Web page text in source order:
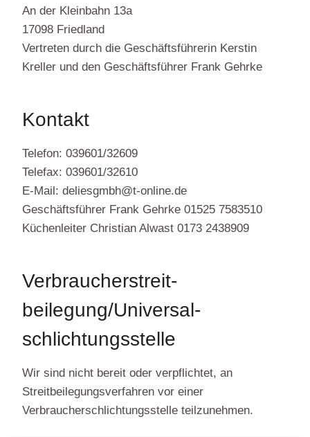
An der Kleinbahn 13a
17098 Friedland
Vertreten durch die Geschäftsführerin Kerstin
Kreller und den Geschäftsführer Frank Gehrke
Kontakt
Telefon: 039601/32609
Telefax: 039601/32610
E-Mail: deliesgmbh@t-online.de
Geschäftsführer Frank Gehrke 01525 7583510
Küchenleiter Christian Alwast 0173 2438909
Verbraucher­streit­
beilegung/Universal­
schlichtungs­stelle
Wir sind nicht bereit oder verpflichtet, an
Streitbeilegungsverfahren vor einer
Verbraucherschlichtungsstelle teilzunehmen.